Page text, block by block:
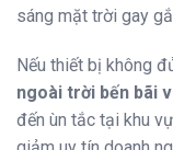
sáng mặt trời gay
Nếu thiết bị không
ngoài trời bến bãi
đến ùn tắc tại khu